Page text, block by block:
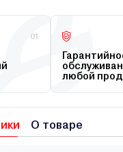
01
любой
О товаре